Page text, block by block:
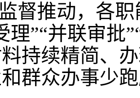
督推动，各
理”“并联审批
持续精简、
群众办事少